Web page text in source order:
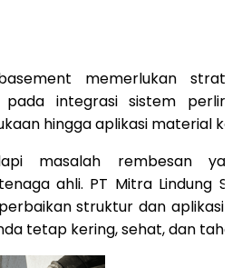
memerlukan
integrasi sistem
hingga aplikasi material
masalah rembesan
ahli. PT Mitra Lindung
struktur dan
tetap kering, sehat, dan